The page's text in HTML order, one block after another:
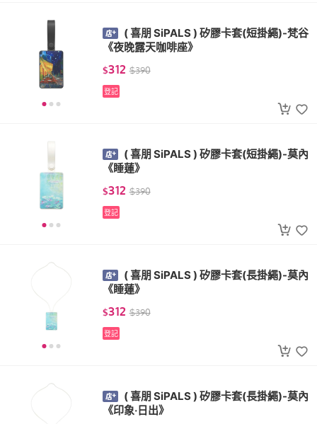
( 喜朋 SiPALS ) 矽膠卡套(短掛繩)-梵谷
《夜晚露天咖啡座》
$312 $390
登記
( 喜朋 SiPALS ) 矽膠卡套(短掛繩)-莫內
《睡蓮》
$312 $390
登記
( 喜朋 SiPALS ) 矽膠卡套(長掛繩)-莫內
《睡蓮》
$312 $390
登記
( 喜朋 SiPALS ) 矽膠卡套(長掛繩)-莫內
《印象‧日出》